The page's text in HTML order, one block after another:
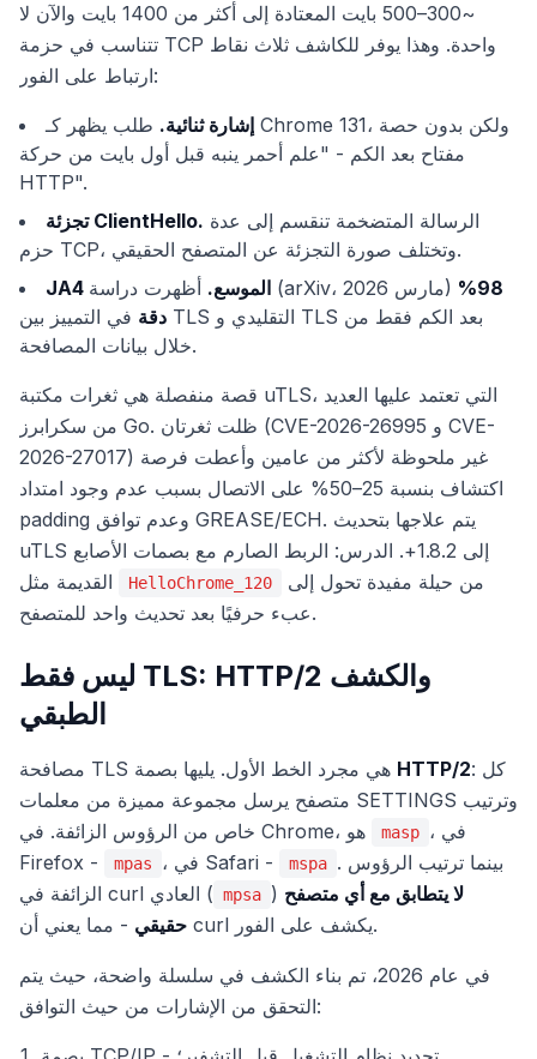
~300–500 بايت المعتادة إلى أكثر من 1400 بايت والآن لا
تتناسب في حزمة TCP واحدة. وهذا يوفر للكاشف ثلاث نقاط
ارتباط على الفور:
إشارة ثنائية. طلب يظهر كـ Chrome 131، ولكن بدون حصة
مفتاح بعد الكم - "علم أحمر ينبه قبل أول بايت من حركة
HTTP".
تجزئة ClientHello.
حزم TCP، وتختلف صورة التجزئة عن المتصفح الحقيقي.
JA4 الموسع.
أظهرت دراسة (arXiv، مارس 2026) 98%
دقة في التمييز بين TLS التقليدي و TLS بعد الكم فقط من
خلال بيانات المصافحة.
قصة منفصلة هي ثغرات مكتبة uTLS، التي تعتمد عليها العديد
من سكرابرز Go. ظلت ثغرتان (CVE-2026-26995 و CVE-
2026-27017) غير ملحوظة لأكثر من عامين وأعطت فرصة
اكتشاف بنسبة 25–50% على الاتصال بسبب عدم وجود امتداد
padding وعدم توافق GREASE/ECH. يتم علاجها بتحديث
uTLS إلى 1.8.2+. الدرس: الربط الصارم مع بصمات الأصابع
HelloChrome_120
عبء حرفيًا بعد تحديث واحد للمتصفح.
ليس فقط TLS: HTTP/2 والكشف
الطبقي
HTTP/2: كل
متصفح يرسل مجموعة مميزة من معلمات SETTINGS وترتيب
masp ، في
Firefox -
mpas ، في Safari - mspa . بينما ترتيب الرؤوس
الزائفة في curl العادي ( mpsa ) لا يتطابق مع أي متصفح
حقيقي
- مما يعني أن curl يكشف على الفور.
في عام 2026، تم بناء الكشف في سلسلة واضحة، حيث يتم
التحقق من الإشارات من حيث التوافق: